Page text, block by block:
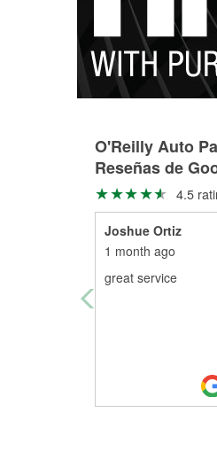
O'Reilly Auto
Reseñas de
4.5
Joshue Ortiz
1 month ago
great service